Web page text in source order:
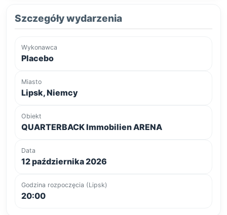
Szczegóły wydarzenia
Wykonawca
Placebo
Miasto
Lipsk, Niemcy
Obiekt
QUARTERBACK Immobilien ARENA
Data
12 października 2026
Godzina rozpoczęcia (Lipsk)
20:00